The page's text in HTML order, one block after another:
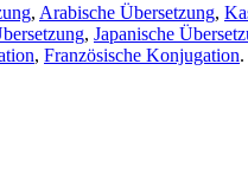
, Arabische Übersetzung,
, Japanische
, Französische Konjugation.